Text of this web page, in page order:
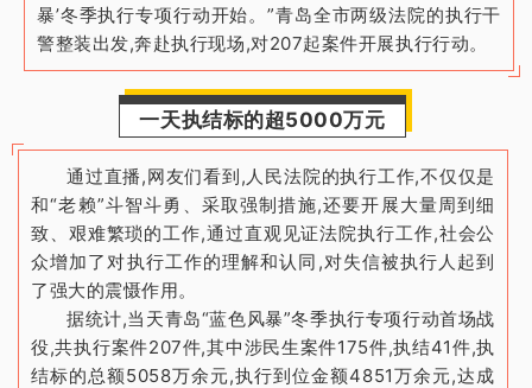
暴’冬季执行专项行动开始。”青岛全市两级法院的执行干
警整装出发,奔赴执行现场,对207起案件开展执行行动。
一天执结标的超5000万元
通过直播,网友们看到,人民法院的执行工作,不仅仅是
和“老赖”斗智斗勇、采取强制措施,还要开展大量周到细
致、艰难繁琐的工作,通过直观见证法院执行工作,社会公
众增加了对执行工作的理解和认同,对失信被执行人起到
了强大的震慑作用。
据统计,当天青岛“蓝色风暴”冬季执行专项行动首场战
役,共执行案件207件,其中涉民生案件175件,执结41件,执
结标的总额5058万余元,执行到位金额4851万余元,达成